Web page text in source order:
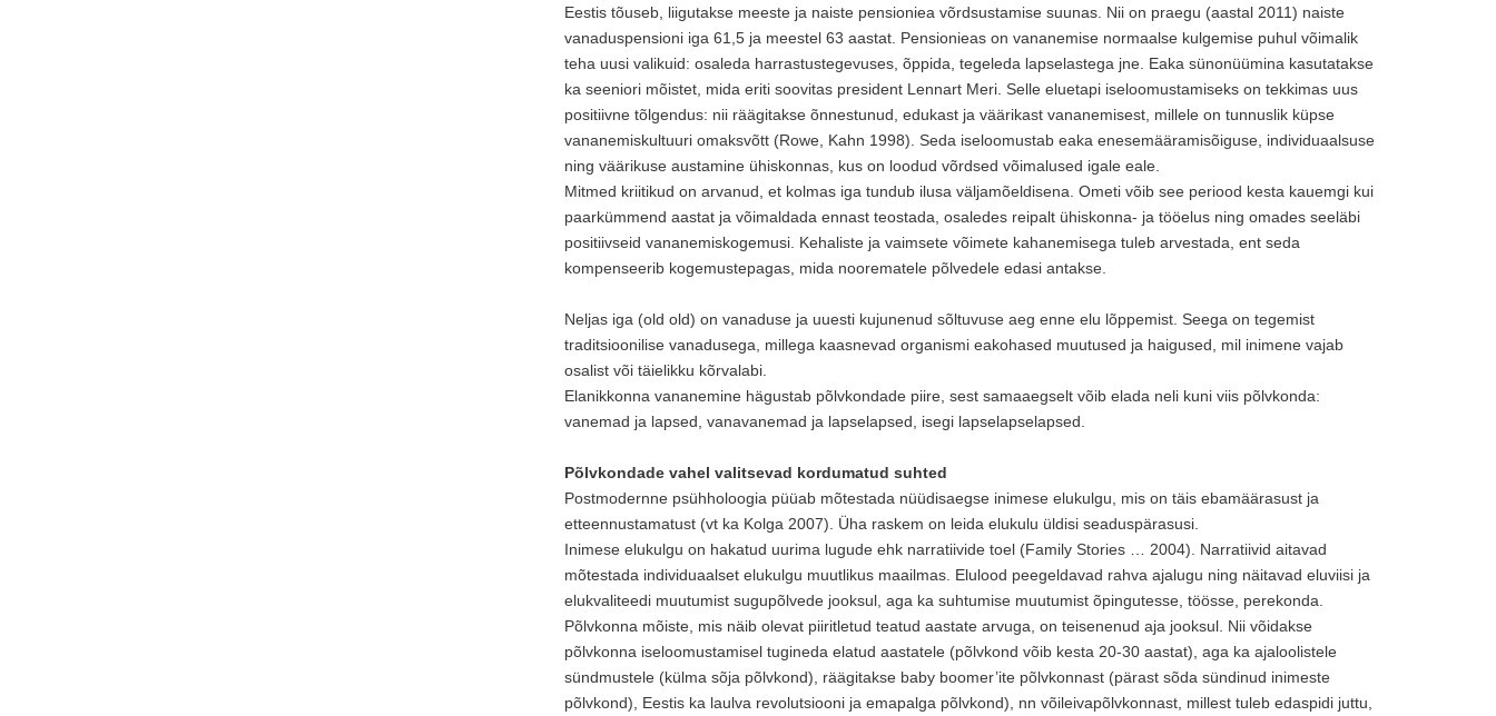
Eestis tõuseb, liigutakse meeste ja naiste pensioniea võrdsustamise suunas. Nii on praegu (aastal 2011) naiste
vanaduspensioni iga 61,5 ja meestel 63 aastat. Pensionieas on vananemise normaalse kulgemise puhul võimalik
teha uusi valikuid: osaleda harrastustegevuses, õppida, tegeleda lapselastega jne. Eaka sünonüümina kasutatakse
ka seeniori mõistet, mida eriti soovitas president Lennart Meri. Selle eluetapi iseloomustamiseks on tekkimas uus
positiivne tõlgendus: nii räägitakse õnnestunud, edukast ja väärikast vananemisest, millele on tunnuslik küpse
vananemiskultuuri omaksvõtt (Rowe, Kahn 1998). Seda iseloomustab eaka enesemääramisõiguse, individuaalsuse
ning väärikuse austamine ühiskonnas, kus on loodud võrdsed võimalused igale eale.
Mitmed kriitikud on arvanud, et kolmas iga tundub ilusa väljamõeldisena. Ometi võib see periood kesta kauemgi kui
paarkümmend aastat ja võimaldada ennast teostada, osaledes reipalt ühiskonna- ja tööelus ning omades seeläbi
positiivseid vananemiskogemusi. Kehaliste ja vaimsete võimete kahanemisega tuleb arvestada, ent seda
kompenseerib kogemustepagas, mida noorematele põlvedele edasi antakse.
Neljas iga (old old) on vanaduse ja uuesti kujunenud sõltuvuse aeg enne elu lõppemist. Seega on tegemist
traditsioonilise vanadusega, millega kaasnevad organismi eakohased muutused ja haigused, mil inimene vajab
osalist või täielikku kõrvalabi.
Elanikkonna vananemine hägustab põlvkondade piire, sest samaaegselt võib elada neli kuni viis põlvkonda:
vanemad ja lapsed, vanavanemad ja lapselapsed, isegi lapselapselapsed.
Põlvkondade vahel valitsevad kordumatud suhted
Postmodernne psühholoogia püüab mõtestada nüüdisaegse inimese elukulgu, mis on täis ebamäärasust ja
etteennustamatust (vt ka Kolga 2007). Üha raskem on leida elukulu üldisi seaduspärasusi.
Inimese elukulgu on hakatud uurima lugude ehk narratiivide toel (Family Stories … 2004). Narratiivid aitavad
mõtestada individuaalset elukulgu muutlikus maailmas. Elulood peegeldavad rahva ajalugu ning näitavad eluviisi ja
elukvaliteedi muutumist sugupõlvede jooksul, aga ka suhtumise muutumist õpingutesse, töösse, perekonda.
Põlvkonna mõiste, mis näib olevat piiritletud teatud aastate arvuga, on teisenenud aja jooksul. Nii võidakse
põlvkonna iseloomustamisel tugineda elatud aastatele (põlvkond võib kesta 20-30 aastat), aga ka ajaloolistele
sündmustele (külma sõja põlvkond), räägitakse baby boomer’ite põlvkonnast (pärast sõda sündinud inimeste
põlvkond), Eestis ka laulva revolutsiooni ja emapalga põlvkond), nn võileivapõlvkonnast, millest tuleb edaspidi juttu,